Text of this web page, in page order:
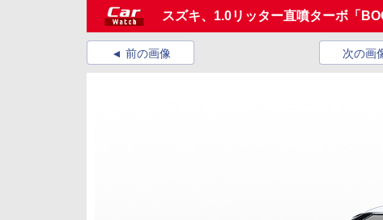
スズキ、1.0リッター直噴ターボ「
前の画像 次の画